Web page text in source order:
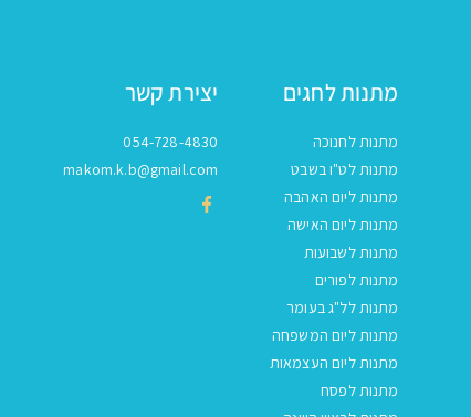
מתנות לחגים
מתנות לחנוכה
מתנות לט"ו בשבט
מתנות ליום האהבה
מתנות ליום האישה
מתנות לשבועות
מתנות לפורים
מתנות לל"ג בעומר
מתנות ליום המשפחה
מתנות ליום העצמאות
מתנות לפסח
יצירת קשר
054-728-4830
makom.k.b@gmail.com